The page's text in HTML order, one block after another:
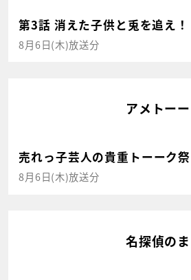
第3話 消えた子供と兎を追え！
8月6日(木)放送分
アメトーー
売れっ子芸人の貴重トーーク
8月6日(木)放送分
名探偵の